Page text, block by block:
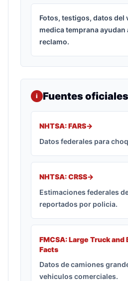
Fotos, testigos, datos del
medica temprana ayudan
reclamo.
i Fuentes
NHTSA: FARS->
Datos federales para
NHTSA: CRSS->
Estimaciones federales
reportados por policia.
FMCSA: Large Truck and
Facts
Datos de camiones
vehiculos comerciales.